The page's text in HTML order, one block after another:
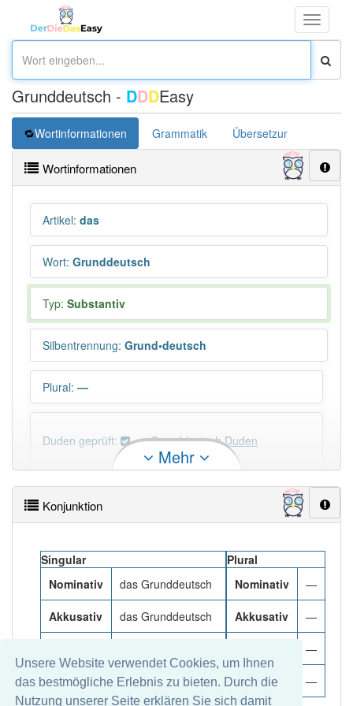
Unsere Website verwendet Cookies, um Ihnen
das bestmögliche Erlebnis zu bieten. Durch die
Nutzung unserer Seite erklären Sie sich damit
Toggle
Grunddeutsch - DDDEasy
Wortinformationen Grammatik Übersetzung
Wortinformationen
Artikel: das
Wort: Grunddeutsch
Typ: Substantiv
Silbentrennung: Grund•deutsch
Plural: —
Duden geprüft: Grunddeutsch Duden
PowerIndex:3
Häufigkeit: 2 von 10
Wörter mit Endung -grunddeutsch
anderen Artikeldas: 0
Mehr
Konjunktion
Singular
Nominativ
das Grunddeutsch
Akkusativ das Grunddeutsch
Genitiv des Grunddeutschs
Plural
Nominativ
—
Akkusativ —
—
Genitiv —